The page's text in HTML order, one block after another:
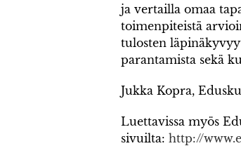
ja vertailla omaa
toimenpiteistä
tulosten
parantamista sekä
Jukka Kopra,
Luettavissa myös
sivuilta: http://